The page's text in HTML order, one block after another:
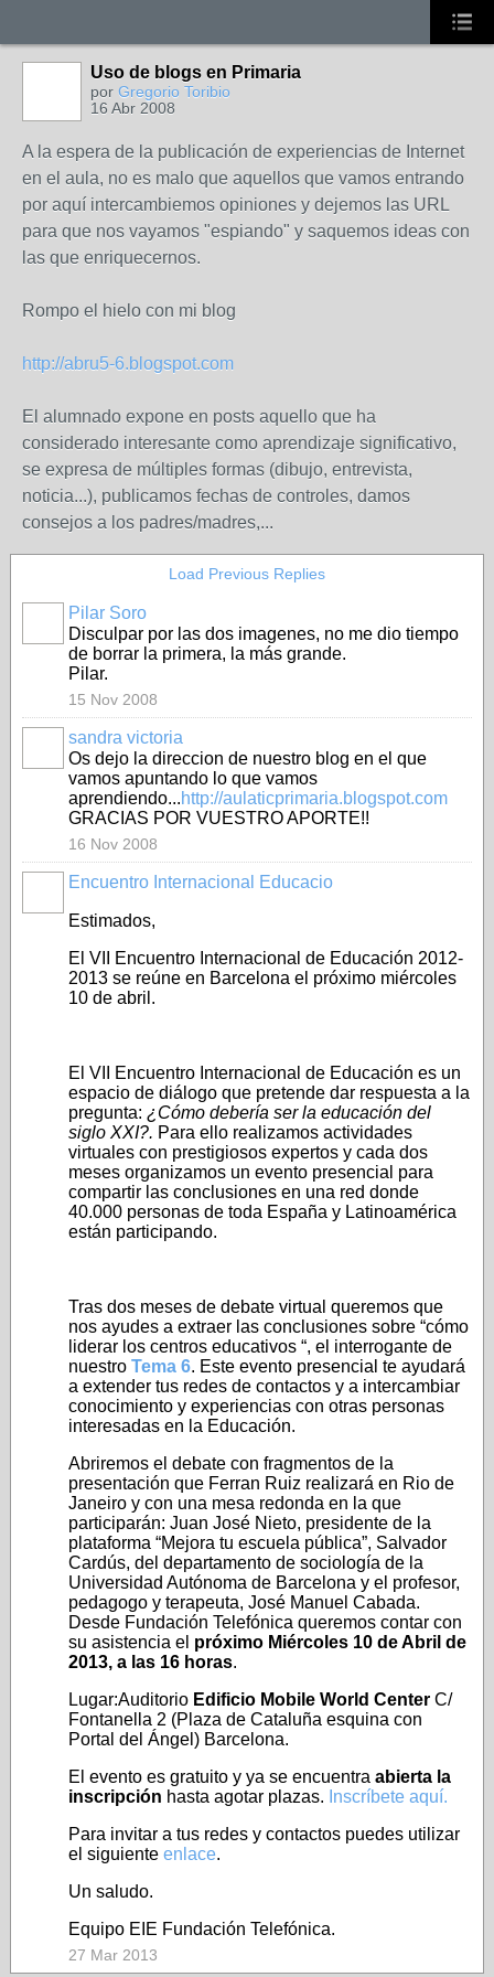
Uso de blogs en Primaria
por Gregorio Toribio
16 Abr 2008
A la espera de la publicación de experiencias de Internet
en el aula, no es malo que aquellos que vamos entrando
por aquí intercambiemos opiniones y dejemos las URL
para que nos vayamos "espiando" y saquemos ideas con
las que enriquecernos.
Rompo el hielo con mi blog
http://abru5-6.blogspot.com
El alumnado expone en posts aquello que ha
considerado interesante como aprendizaje significativo,
se expresa de múltiples formas (dibujo, entrevista,
noticia...), publicamos fechas de controles, damos
consejos a los padres/madres,...
Load Previous Replies
Pilar Soro
Disculpar por las dos imagenes, no me dio tiempo
de borrar la primera, la más grande.
Pilar.
15 Nov 2008
sandra victoria
Os dejo la direccion de nuestro blog en el que
vamos apuntando lo que vamos
aprendiendo...http://aulaticprimaria.blogspot.com
GRACIAS POR VUESTRO APORTE!!
16 Nov 2008
Encuentro Internacional Educacio
Estimados,
El VII Encuentro Internacional de Educación 2012-
2013 se reúne en Barcelona el próximo miércoles
10 de abril.
El VII Encuentro Internacional de Educación es un
espacio de diálogo que pretende dar respuesta a la
pregunta: ¿Cómo debería ser la educación del
siglo XXI?. Para ello realizamos actividades
virtuales con prestigiosos expertos y cada dos
meses organizamos un evento presencial para
compartir las conclusiones en una red donde
40.000 personas de toda España y Latinoamérica
están participando.
Tras dos meses de debate virtual queremos que
nos ayudes a extraer las conclusiones sobre “cómo
liderar los centros educativos “, el interrogante de
nuestro Tema 6. Este evento presencial te ayudará
a extender tus redes de contactos y a intercambiar
conocimiento y experiencias con otras personas
interesadas en la Educación.
Abriremos el debate con fragmentos de la
presentación que Ferran Ruiz realizará en Rio de
Janeiro y con una mesa redonda en la que
participarán: Juan José Nieto, presidente de la
plataforma “Mejora tu escuela pública”, Salvador
Cardús, del departamento de sociología de la
Universidad Autónoma de Barcelona y el profesor,
pedagogo y terapeuta, José Manuel Cabada.
Desde Fundación Telefónica queremos contar con
su asistencia el próximo Miércoles 10 de Abril de
2013, a las 16 horas.
Lugar:Auditorio Edificio Mobile World Center C/
Fontanella 2 (Plaza de Cataluña esquina con
Portal del Ángel) Barcelona.
El evento es gratuito y ya se encuentra abierta la
inscripción hasta agotar plazas. Inscríbete aquí.
Para invitar a tus redes y contactos puedes utilizar
el siguiente enlace.
Un saludo.
Equipo EIE Fundación Telefónica.
27 Mar 2013